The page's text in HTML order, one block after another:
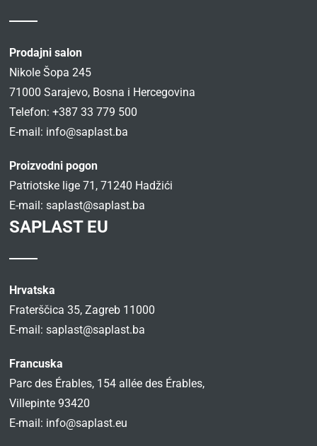
Prodajni salon
Nikole Šopa 245
71000 Sarajevo, Bosna i Hercegovina
Telefon: +387 33 779 500
E-mail: info@saplast.ba
Proizvodni pogon
Patriotske lige 71, 71240 Hadžići
E-mail:saplast@saplast.ba
SAPLAST EU
Hrvatska
Fraterščica 35, Zagreb 11000
E-mail:saplast@saplast.ba
Francuska
Parc des Érables, 154 allée des Érables,
Villepinte 93420
E-mail: info@saplast.eu